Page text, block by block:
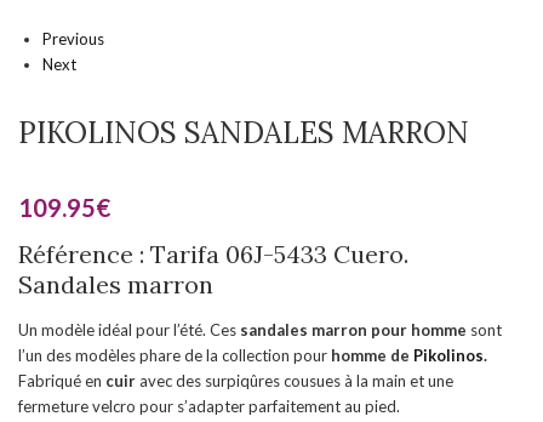
Previous
Next
PIKOLINOS SANDALES MARRON
109.95€
Référence : Tarifa 06J-5433 Cuero.
Sandales marron
Un modèle idéal pour l’été. Ces sandales marron pour homme sont
l’un des modèles phare de la collection pour homme de Pikolinos.
Fabriqué en cuiravec des surpiqûres cousues à la main et une
fermeture velcro pour s’adapter parfaitement au pied.